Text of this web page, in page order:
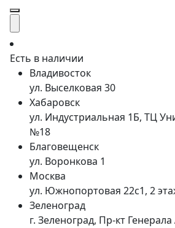
Есть в наличии
Владивосток
ул. Выселковая 30
Хабаровск
ул. Индустриальная 1Б, ТЦ
№18
Благовещенск
ул. Воронкова 1
Москва
ул. Южнопортовая 22с1, 2
Зеленоград
г. Зеленоград, Пр-кт Генерала